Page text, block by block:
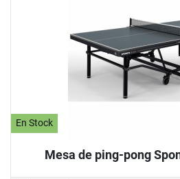
En Stock
Mesa de ping-pong